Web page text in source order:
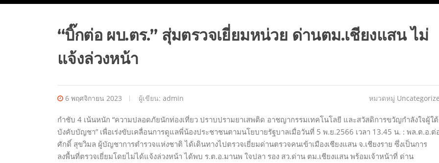
“บิ๊กต่อ ผบ.ตร.” สุ่มตรวจเยี่ยมหน่วย ด่านตม.เชียงแสน ไม่
แจ้งล่วงหน้า
6 พฤศจิกายน 2023 ผู้เขียน: admin หมวดหมู่
กำชับ 4 เน้นหนัก “ความปลอดภัยนักท่องเที่ยว ปราบปรามยาเสพติด อาชญากรรมเทคโนโลยี และสวัสดิการขวัญกำลังใจผู้ใต้
บังคับบัญชา” เพื่อเร่งขับเคลื่อนการดูแลพี่น้องประชาชนตามนโยบายรัฐบาลเมื่อวันที่ 5 พ.ย.2566 เวลา 13.45 น. : พล.ต.อ.ต่
ศักดิ์ สุขวิมล ผู้บัญชาการตำรวจแห่งชาติ ได้เดินทางไปตรวจเยี่ยมด่านตรวจคนเข้าเมืองเชียงแสน จ.เชียงราย ซึ่งเป็นการ
ลงพื้นที่ตรวจเยี่ยมโดยไม่ได้แจ้งล่วงหน้า ได้พบ ร.ต.อ.มานพ ใจปลา รอง สว.ด่าน ตม.เชียงแสน พร้อมเจ้าหน้าที่ ด่าน